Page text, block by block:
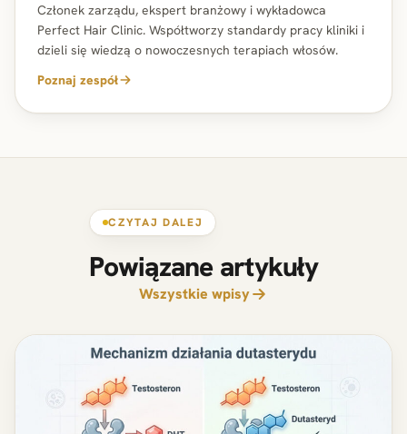
Członek zarządu, ekspert branżowy i wykładowca
Perfect Hair Clinic. Współtworzy standardy pracy kliniki i
dzieli się wiedzą o nowoczesnych terapiach włosów.
Poznaj zespół
CZYTAJ DALEJ
Powiązane artykuły
Wszystkie wpisy